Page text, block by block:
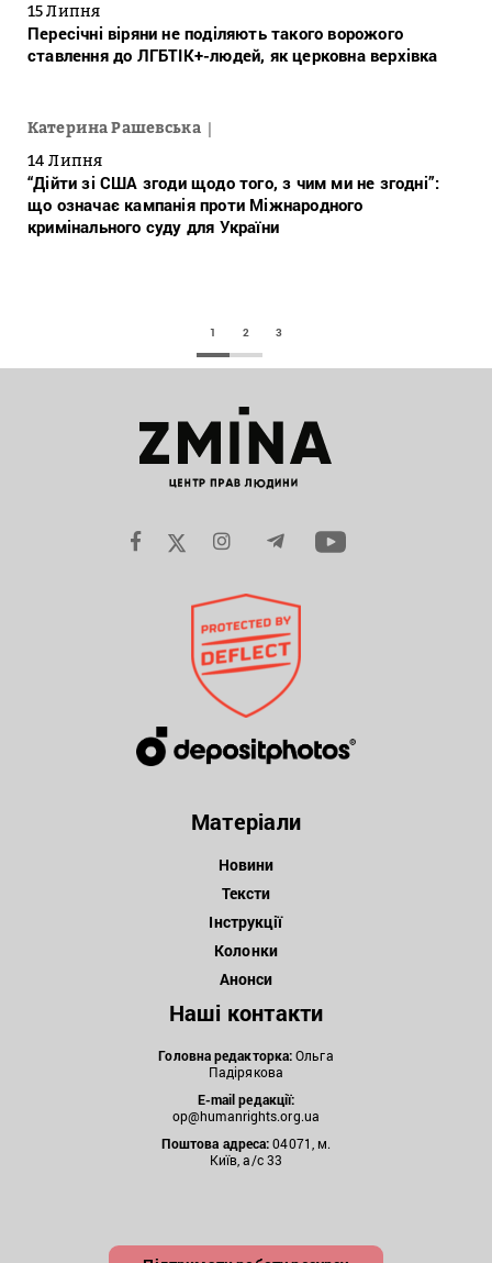
15 Липня
Пересічні віряни не поділяють такого ворожого
ставлення до ЛГБТІК+-людей, як церковна верхівка
Катерина Рашевська
14 Липня
“Дійти зі США згоди щодо того, з чим ми не згодні”:
що означає кампанія проти Міжнародного
кримінального суду для України
1 2 3
Матеріали
Новини
Тексти
Інструкції
Колонки
Анонси
Наші контакти
Головна редакторка:Ольга
Падірякова
E-mail редакції:
op@humanrights.org.ua
Поштова адреса:04071, м.
Київ, а/с 33